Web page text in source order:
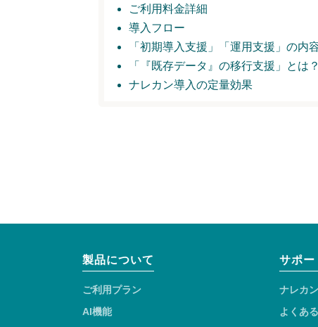
ご利用料金詳細
導入フロー
「初期導入支援」
「運用支援」の内
「『既存データ』の移行支援」とは？
ナレカン導入の定量効果
製品について
ご利用プラン
AI機能
サポー
ナレカ
よくあ